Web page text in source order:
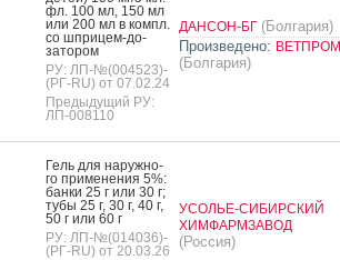
фл. 100 мл, 150 мл
или 200 мл в компл.
со шпри­цем-до­
зато­ром
РУ: ЛП-№(004523)-
(РГ-RU) от 07.02.24
Предыдущий РУ:
ЛП-008110
ДАНСОН-БГ (Болгария)
Произведено: ВЕТПРОМ
(Болгария)
Гель для на­руж­но­
го при­мене­ния 5%:
бан­ки 25 г или 30 г;
ту­бы 25 г, 30 г, 40 г,
50 г или 60 г
РУ: ЛП-№(014036)-
(РГ-RU) от 20.03.26
УСОЛЬЕ-СИБИРСКИЙ
ХИМФАРМЗАВОД
(Россия)